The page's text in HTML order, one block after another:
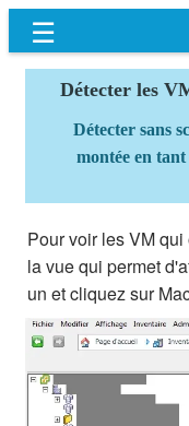
☰
Détecter les
Détecter sans
montée en
Pour voir les VM
la vue qui permet
un et cliquez sur